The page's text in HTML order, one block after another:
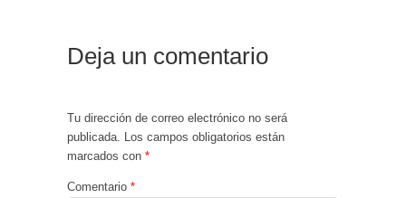
Deja un comentario
Tu dirección de correo electrónico no será
publicada.
Los campos obligatorios están
marcados con *
Comentario *